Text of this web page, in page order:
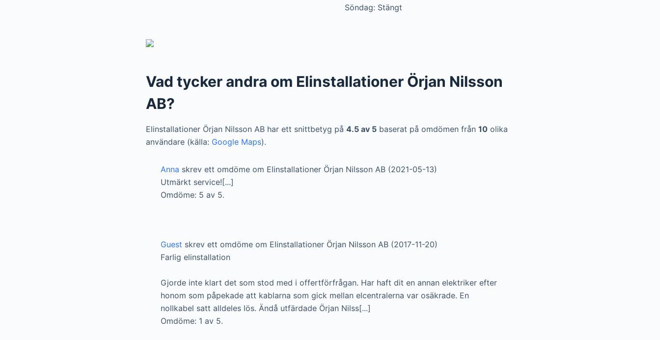
Söndag: Stängt
Vad tycker andra om Elinstallationer Örjan Nilsson
AB?
Elinstallationer Örjan Nilsson AB har ett snittbetyg på 4.5 av 5 baserat på omdömen från 10 olika
användare (källa: Google Maps).
Anna skrev ett omdöme om Elinstallationer Örjan Nilsson AB (2021-05-13)
Utmärkt service![...]
Omdöme: 5 av 5.
Guest skrev ett omdöme om Elinstallationer Örjan Nilsson AB (2017-11-20)
Farlig elinstallation
Gjorde inte klart det som stod med i offertförfrågan. Har haft dit en annan elektriker efter
honom som påpekade att kablarna som gick mellan elcentralerna var osäkrade. En
nollkabel satt alldeles lös. Ändå utfärdade Örjan Nilss[...]
Omdöme: 1 av 5.